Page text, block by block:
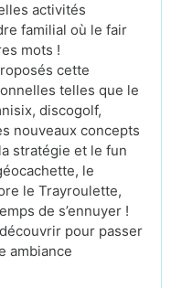
activités
familial où le fair
mots !
cette
telles que le
discogolf,
nouveaux concepts
stratégie et le fun
le
le Trayroulette,
de s’ennuyer !
pour passer
ambiance